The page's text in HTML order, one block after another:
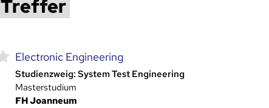
Treffer
Electronic Engineering
Studienzweig: System Test Engineering
Masterstudium
FH Joanneum